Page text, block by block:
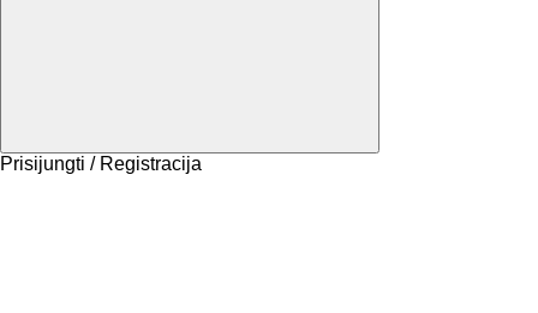
Prisijungti / Registracija